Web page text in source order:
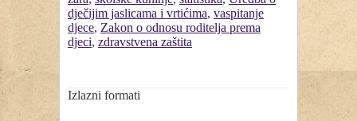
dječijim jaslicama i vrtićima, vaspitanje
djece, Zakon o odnosu roditelja prema
djeci, zdravstvena zaštita
Izlazni formati